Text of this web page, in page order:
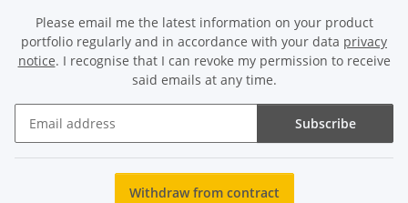
Please email me the latest information on your product
portfolio regularly and in accordance with your data privacy
notice. I recognise that I can revoke my permission to receive
said emails at any time.
Subscribe
Withdraw from contract